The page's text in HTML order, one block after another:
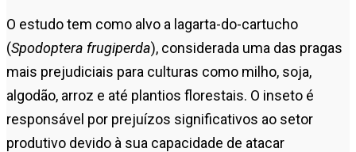
O estudo tem como alvo a lagarta-do-cartucho
(Spodoptera frugiperda), considerada uma das pragas
mais prejudiciais para culturas como milho, soja,
algodão, arroz e até plantios florestais. O inseto é
responsável por prejuízos significativos ao setor
produtivo devido à sua capacidade de atacar